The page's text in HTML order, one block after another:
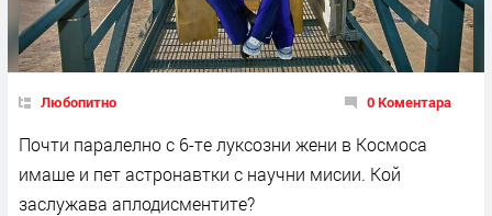
Любопитно 0 Коментара
Почти паралелно с 6-те луксозни жени в Космоса
имаше и пет астронавтки с научни мисии. Кой
заслужава аплодисментите?